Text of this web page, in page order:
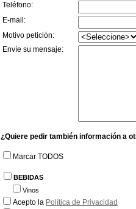
Teléfono:
E-mail:
Motivo petición:
Envíe su mensaje:
¿Quiere pedir también información a
Marcar TODOS
BEBIDAS
Vinos
Acepto la Política de Privacidad